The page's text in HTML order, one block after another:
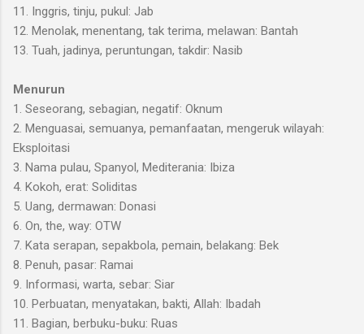
11. Inggris, tinju, pukul: Jab
12. Menolak, menentang, tak terima, melawan: Bantah
13. Tuah, jadinya, peruntungan, takdir: Nasib
Menurun
1. Seseorang, sebagian, negatif: Oknum
2. Menguasai, semuanya, pemanfaatan, mengeruk wilayah:
Eksploitasi
3. Nama pulau, Spanyol, Mediterania: Ibiza
4. Kokoh, erat: Soliditas
5. Uang, dermawan: Donasi
6. On, the, way: OTW
7. Kata serapan, sepakbola, pemain, belakang: Bek
8. Penuh, pasar: Ramai
9. Informasi, warta, sebar: Siar
10. Perbuatan, menyatakan, bakti, Allah: Ibadah
11. Bagian, berbuku-buku: Ruas